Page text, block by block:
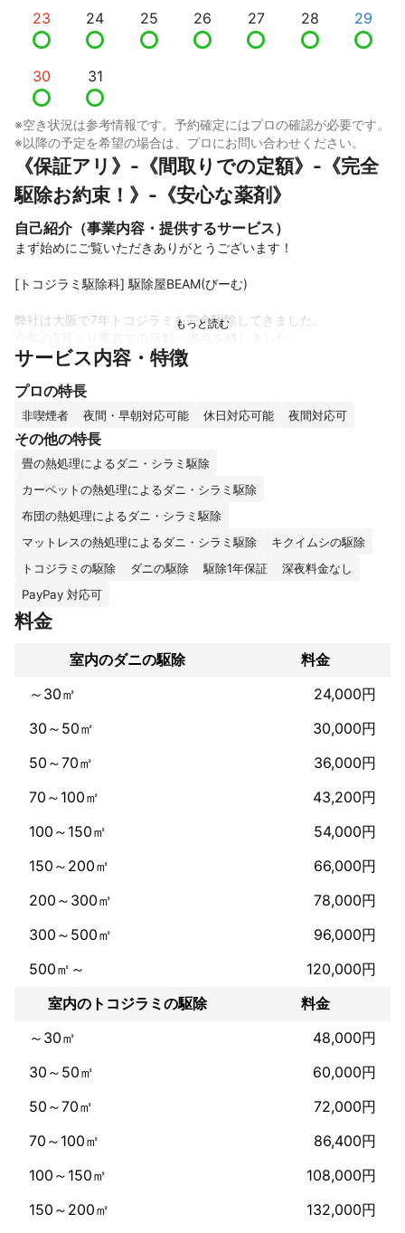
23 24 25 26 27 28 29
30 31
※空き状況は参考情報です。予約確定にはプロの確認が必要です。
※以降の予定を希望の場合は、プロにお問い合わせください。
《保証アリ》-《間取りでの定額》-《完全
駆除お約束！》-《安心な薬剤》
自己紹介（事業内容・提供するサービス）
まず始めにご覧いただきありがとうございます！
[トコジラミ駆除科] 駆除屋BEAM(びーむ)
弊社は大阪で7年トコジラミを完全駆除してきました。
トコジラミを駆除するにあたって私はあらゆることを研究してい
ることもございます。
それほどにトコジラミのことを知りたいのと理解したうえで駆除
していきたいと考えております。
これから弊社の特徴を少しご紹介いたします。
《駆除屋BEAM》がおすすめな理由
★業界内でも料金が安い!!
★広さでは無く間取りで料金が設定されてるので高額になりにく
い!!
★施工後保証があり安心、保証を使うお客様の確率も全体の1%程
してご使用いただけます。
《企業理念》
私は元々害虫駆除を始めたきっかけとしてぼったくり業者で働い
てしまっていたことです。
元々は害虫駆除というものを知りませんでした、その中で害虫駆
除で勤めることになりある日勤めてる会社のやり方に疑問を持ち
なんで内容が同じなのに境遇や環境で金額を変えるのか？それに
いうお客様の助けになればと思いこの仕事を立ち上げました。
なので私はお客様にできる限り寄り添った提案をしたいと考えて
だき双方折り合いがついて納得してもらったうえでしか作業はい
お客様の平穏な日常を取り戻すこと。
ですので弊社のお客様には様々なお客様がいますし私は全力でお
応えしていきます。
なのでまずはご相談だけでもしてみてください。
電話が苦手な人は夜中でもメッセージください!!
トコジラミはしっかり駆除しないと中途半端には終わりません！
これまでの実績
サービス内容・特徴
プロの特長
非喫煙者 夜間・早朝対応可能 休日対応可能 夜間対応可
その他の特長
畳の熱処理によるダニ・シラミ駆除
カーペットの熱処理によるダニ・シラミ駆除
布団の熱処理によるダニ・シラミ駆除
マットレスの熱処理によるダニ・シラミ駆除
キクイムシの駆除
トコジラミの駆除
ダニの駆除 駆除1年保証
深夜料金なし
PayPay 対応可
料金
室内のダニの駆除
料金
～30㎡
24,000円
30～50㎡
30,000円
50～70㎡
36,000円
70～100㎡
43,200円
100～150㎡
54,000円
150～200㎡
66,000円
200～300㎡
78,000円
300～500㎡
96,000円
500㎡～
120,000円
室内のトコジラミの駆除
料金
～30㎡
48,000円
30～50㎡
60,000円
50～70㎡
72,000円
70～100㎡
86,400円
100～150㎡
108,000円
150～200㎡
132,000円